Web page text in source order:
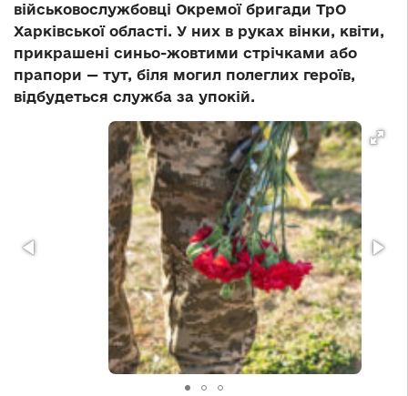
військовослужбовці Окремої бригади ТрО
Харківської області. У них в руках вінки, квіти,
прикрашені синьо-жовтими стрічками або
прапори — тут, біля могил полеглих героїв,
відбудеться служба за упокій.